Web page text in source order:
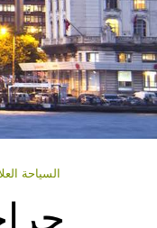
السياحة